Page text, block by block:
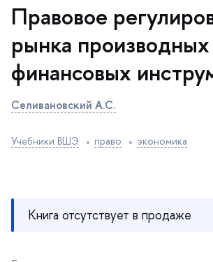
Правовое
рынка производных
финансовых
Селивановский А.С.
Учебники ВШЭ право экономика
Книга отсутствует в продаже